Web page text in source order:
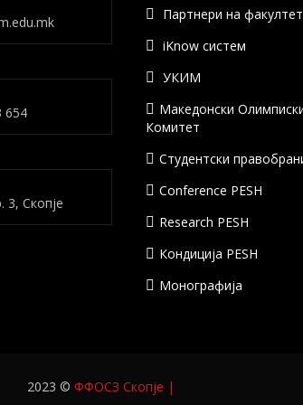
654
Скопје
Партнери на
iKnow систем
УКИМ
Македонски
Комитет
Студентски
Conference PESH
Research PESH
Кондиција PESH
Монографија
2023 © ФФОСЗ Скопје |